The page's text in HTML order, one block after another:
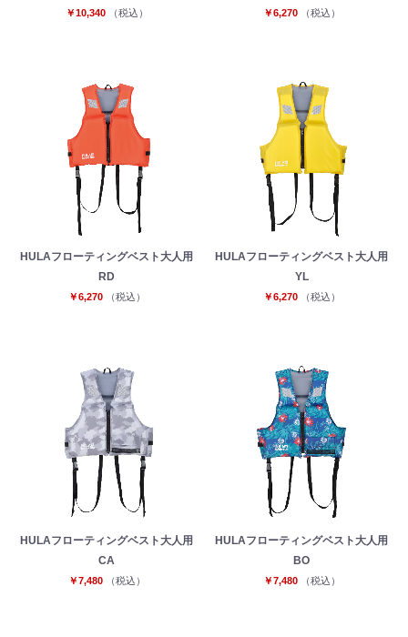
￥10,340 （税込） ￥6,270 （税込）
HULAフローティングベスト大人用
RD
￥6,270 （税込）
HULAフローティングベスト大人用
YL
￥6,270 （税込）
HULAフローティングベスト大人用
CA
￥7,480 （税込）
HULAフローティングベスト大人用
BO
￥7,480 （税込）